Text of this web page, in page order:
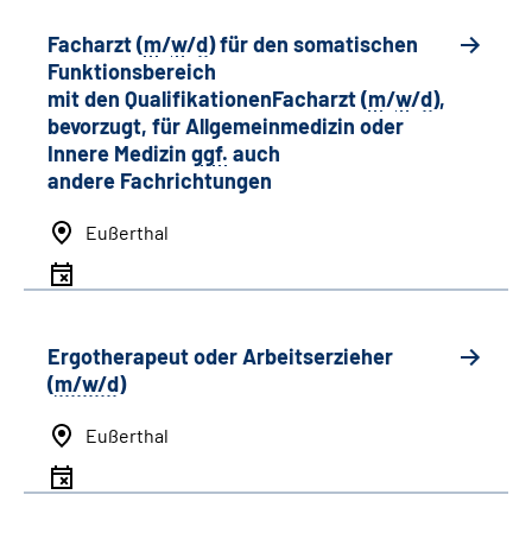
Facharzt (m/w/d) für den somatischen
Funktionsbereich
mit den QualifikationenFacharzt (m/w/d),
bevorzugt, für Allgemeinmedizin oder
Innere Medizin ggf. auch
andere Fachrichtungen
Eußerthal
Ergotherapeut oder Arbeitserzieher
(m/w/d)
Eußerthal